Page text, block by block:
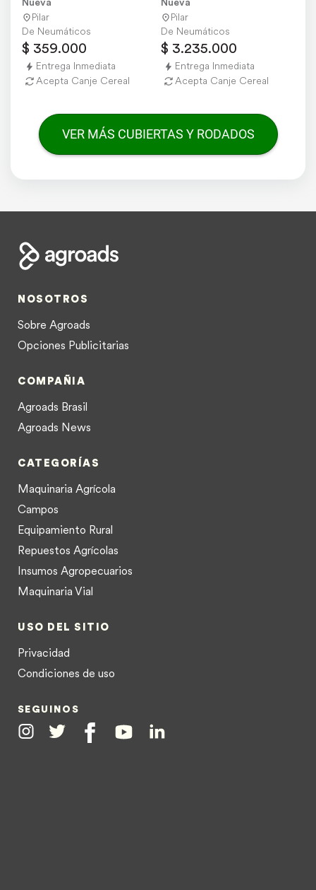
Pilar
De Neumáticos
$ 359.000
Entrega Inmediata
Acepta Canje Cereal
Pilar
De Neumáticos
$ 3.235.000
Entrega Inmediata
Acepta Canje Cereal
VER MÁS CUBIERTAS Y RODADOS
NOSOTROS
Sobre Agroads
Opciones Publicitarias
COMPAÑIA
Agroads Brasil
Agroads News
CATEGORÍAS
Maquinaria Agrícola
Campos
Equipamiento Rural
Repuestos Agrícolas
Insumos Agropecuarios
Maquinaria Vial
USO DEL SITIO
Privacidad
Condiciones de uso
SEGUINOS
InstagramTwitter FacebookYoutubeLinkedin